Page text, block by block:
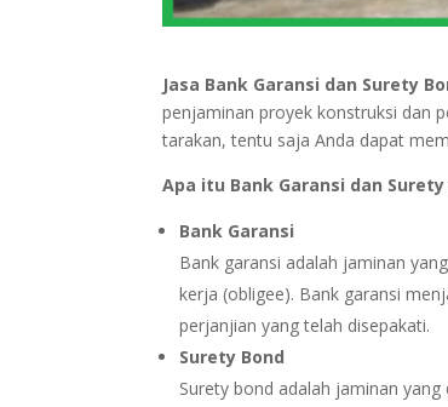
Jasa Bank Garansi dan Surety
penjaminan proyek konstruksi dan
tarakan, tentu saja Anda dapat
Apa itu Bank Garansi dan Surety
Bank Garansi
Bank garansi adalah jaminan
kerja (obligee). Bank garansi
perjanjian yang telah disepakati.
Surety Bond
Surety bond adalah jaminan